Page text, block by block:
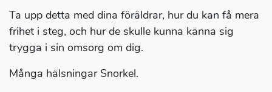
Ta upp detta med dina föräldrar, hur du kan få mera
frihet i steg, och hur de skulle kunna känna sig
trygga i sin omsorg om dig.
Många hälsningar Snorkel.